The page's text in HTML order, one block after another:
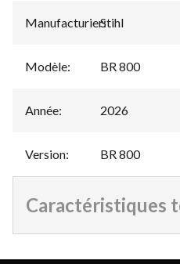
Manufacturier:
Stihl
Modèle: BR 800
Année: 2026
Version: BR 800
Caractéristiques